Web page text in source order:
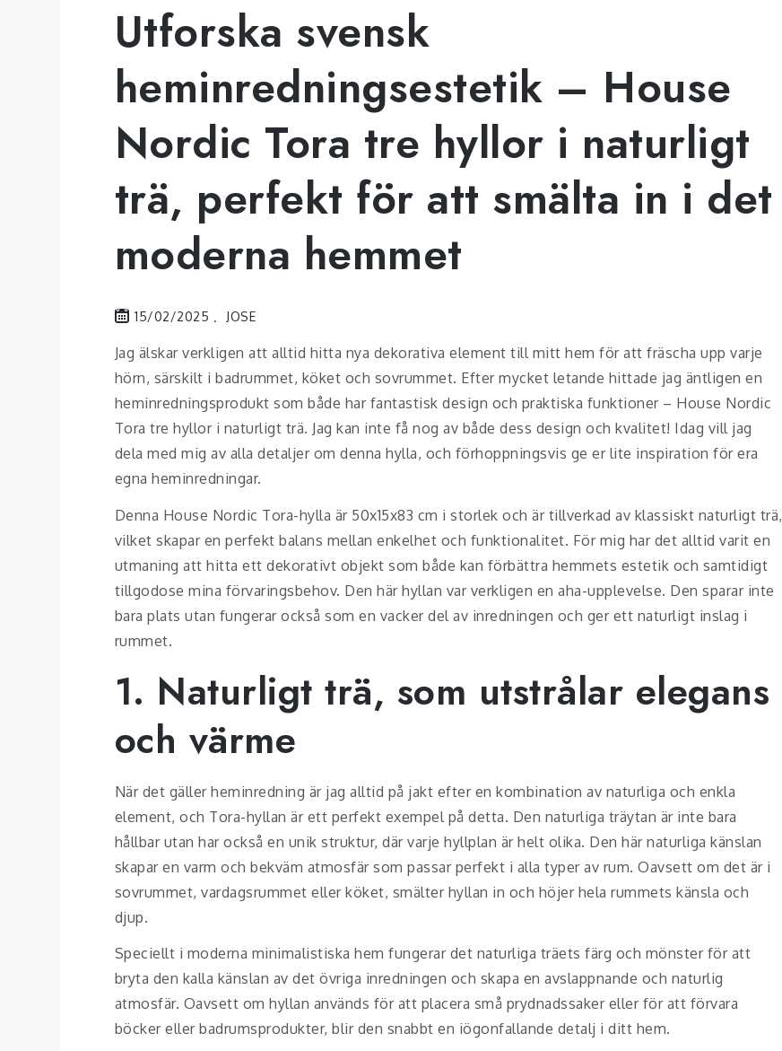
Utforska svensk
heminredningsestetik – House
Nordic Tora tre hyllor i naturligt
trä, perfekt för att smälta in i det
moderna hemmet
15/02/2025 JOSE
Jag älskar verkligen att alltid hitta nya dekorativa element till mitt hem för att fräscha upp varje
hörn, särskilt i badrummet, köket och sovrummet. Efter mycket letande hittade jag äntligen en
heminredningsprodukt som både har fantastisk design och praktiska funktioner – House Nordic
Tora tre hyllor i naturligt trä. Jag kan inte få nog av både dess design och kvalitet! Idag vill jag
dela med mig av alla detaljer om denna hylla, och förhoppningsvis ge er lite inspiration för era
egna heminredningar.
Denna House Nordic Tora-hylla är 50x15x83 cm i storlek och är tillverkad av klassiskt naturligt trä,
vilket skapar en perfekt balans mellan enkelhet och funktionalitet. För mig har det alltid varit en
utmaning att hitta ett dekorativt objekt som både kan förbättra hemmets estetik och samtidigt
tillgodose mina förvaringsbehov. Den här hyllan var verkligen en aha-upplevelse. Den sparar inte
bara plats utan fungerar också som en vacker del av inredningen och ger ett naturligt inslag i
rummet.
1. Naturligt trä, som utstrålar elegans
och värme
När det gäller heminredning är jag alltid på jakt efter en kombination av naturliga och enkla
element, och Tora-hyllan är ett perfekt exempel på detta. Den naturliga träytan är inte bara
hållbar utan har också en unik struktur, där varje hyllplan är helt olika. Den här naturliga känslan
skapar en varm och bekväm atmosfär som passar perfekt i alla typer av rum. Oavsett om det är i
sovrummet, vardagsrummet eller köket, smälter hyllan in och höjer hela rummets känsla och
djup.
Speciellt i moderna minimalistiska hem fungerar det naturliga träets färg och mönster för att
bryta den kalla känslan av det övriga inredningen och skapa en avslappnande och naturlig
atmosfär. Oavsett om hyllan används för att placera små prydnadssaker eller för att förvara
böcker eller badrumsprodukter, blir den snabbt en iögonfallande detalj i ditt hem.